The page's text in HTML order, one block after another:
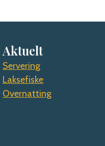
Aktuelt
Servering
Laksefiske
Overnatting